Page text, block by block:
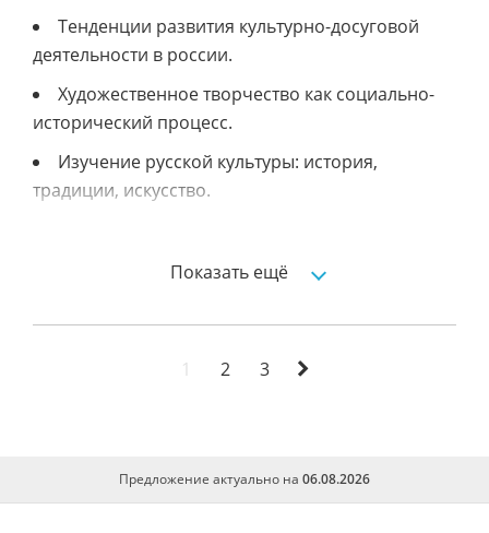
Тенденции развития культурно-досуговой
деятельности в россии.
Художественное творчество как социально-
исторический процесс.
Изучение русской культуры: история,
традиции, искусство.
Исследование творческого процесса в
ассортимент и особенности приготовления
блюд.
Показать ещё
1 2 3
Предложение актуально на 06.08.2026